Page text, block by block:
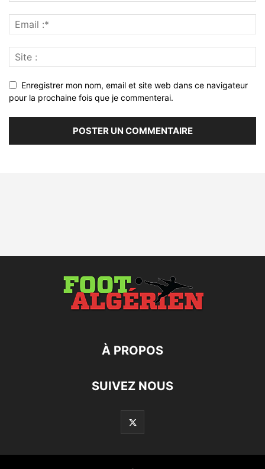
Enregistrer mon nom, email et site web dans ce navigateur
pour la prochaine fois que je commenterai.
À PROPOS
SUIVEZ NOUS